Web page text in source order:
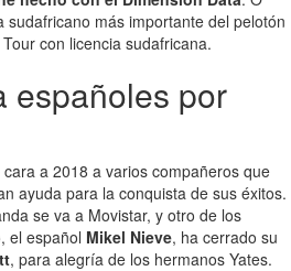
sudafricano más importante del pelotón
con licencia sudafricana.
españoles por
a 2018 a varios compañeros que
ayuda para la conquista de sus éxitos.
se va a Movistar, y otro de los
el español Mikel Nieve, ha cerrado su
, para alegría de los hermanos Yates.